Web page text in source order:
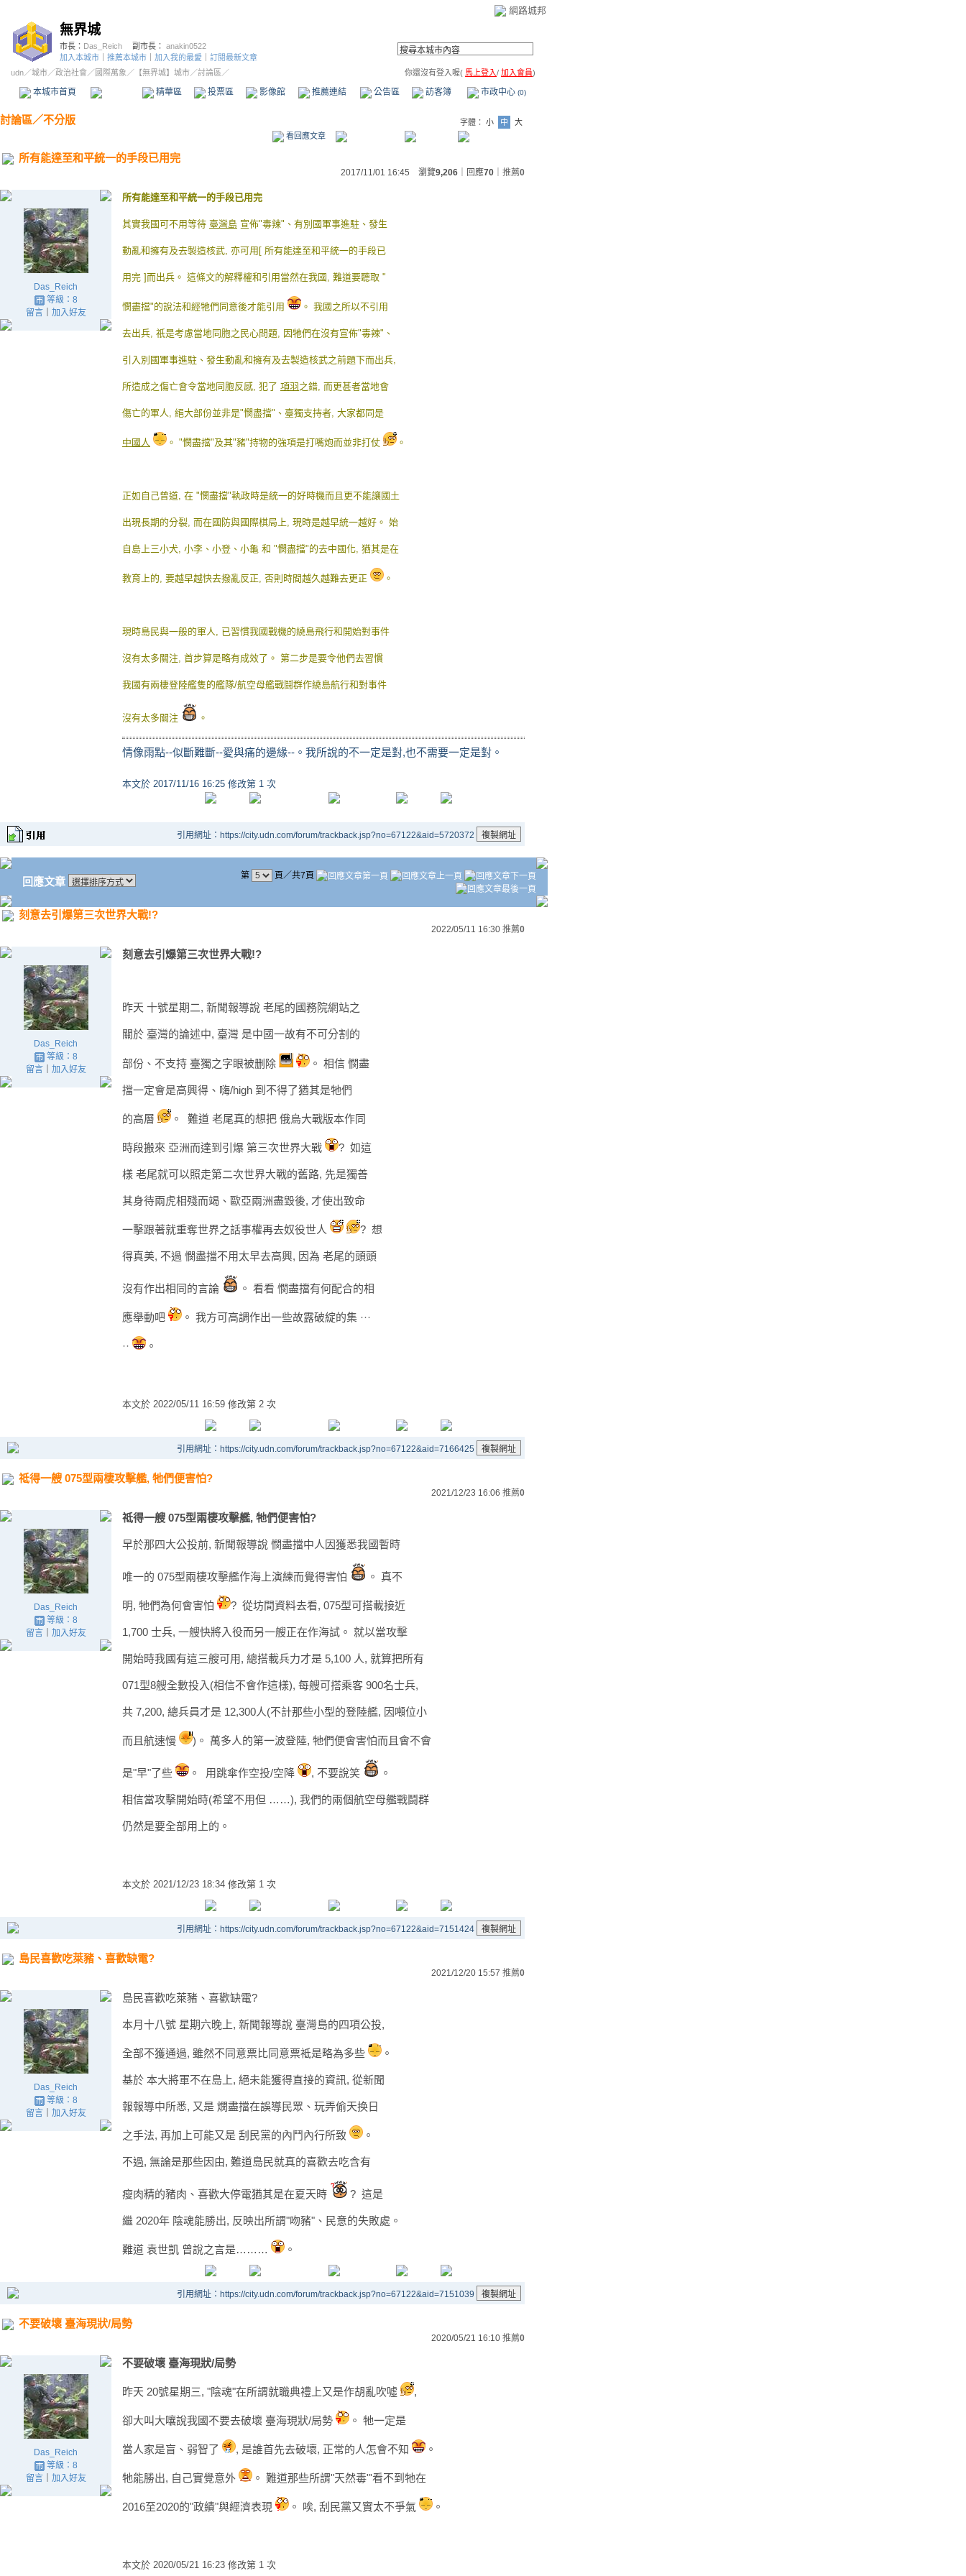
網路城邦
無界城
市長： Das_Reich 副市長： anakin0522
加入本城市
推薦本城市 加入我的最愛
訂閱最新文章
udn／城市／政治社會 ／國際萬象 ／ 【無界城】城市／討論區／ 你還沒有登入喔( 馬上登入/ 加入會員)
本城市首頁 精華區 投票區 影像館 推薦連結 公告區 訪客簿 市政中心 (0)
討論區／不分版 字體： 小 中
大
看回應文章
所有能達至和平統一的手段已用完
2017/11/01 16:45 瀏覽9,206 ｜回應70 推薦0
Das_Reich
等級：8
留言｜ 加入好友
所有能達至和平統一的手段已用完
其實我國可不用等待 臺灣島 宣佈"毒辣"、有別國軍事進駐、發生
動亂和擁有及去製造核武, 亦可用[ 所有能達至和平統一的手段已
用完 ]而出兵。 這條文的解釋權和引用當然在我國, 難道要聽取 "
憫盡擋"的說法和經牠們同意後才能引用 。 我國之所以不引用
去出兵, 祇是考慮當地同胞之民心問題, 因牠們在沒有宣佈"毒辣"、
引入 別國軍事進駐、發生動亂和擁有及去製造核武之前題下而出兵,
所造成之傷亡會令當地同胞反感, 犯了 項羽 之錯, 而更甚者當地會
傷亡的軍人, 絕大部份並非是"憫盡擋"、 臺獨支持者, 大家都同是
中國人 。 "憫盡擋"及其"豬"持物的強項是打嘴炮而並非打仗 。
正如自己曾道, 在 "憫盡擋"執政時是統一的好時機而且更不能讓國土
出現長期的分裂, 而在國防與國際棋局上, 現時是越早統一越好。 始
自島上三小犬, 小李、小登、小龜 和 "憫盡擋"的去中國化, 猶其是在
教育上的, 要越早越快去撥亂反正, 否則時間越久越難去更正 。
現時島民與一般的軍人, 已習慣我國戰機的繞島飛行和開始對事件
沒有太多 關注, 首步算是略有成效了。 第二步是要令他們去習慣
我國有兩棲登陸艦隻的艦隊/航空母艦戰鬪群作繞島航行和對事件
沒有太多關注 。
情像雨點--似斷難斷--愛與痛的邊緣--。我所說的不一定是對,也不需要一定是對。
本文於 2017/11/16 16:25 修改第 1 次
引用網址：https://city.udn.com/forum/trackback.jsp?no=67122&aid=5720372
回應文章 第 頁／共7頁
刻意去引爆第三次世界大戰!?
2022/05/11 16:30 推薦0
Das_Reich
等級：8
留言｜ 加入好友
刻意去引爆第三次世界大戰!?
昨天 十號星期二, 新聞報導說 老尾的國務院網站之
關於 臺灣的論述中, 臺灣 是中國一故有不可分割的
部份、不支持 臺獨之字眼被删除 。 相信 憫盡
擋一定會是高興得、嗨/high 到不得了猶其是牠們
的高層 。 難道 老尾真的想把 俄烏大戰版本作同
時段搬來 亞洲而達到引爆 第三次世界大戰 ? 如這
樣 老尾就可以照走第二次世界大戰的舊路, 先是獨善
其身待兩虎相殘而竭、歐亞兩洲盡毀後, 才使出致命
一擊跟著就重奪世界之話事權再去奴役世人 ? 想
得真美, 不過 憫盡擋不用太早去高興, 因為 老尾的頭頭
沒有作出相同的言論 。 看看 憫盡擋有何配合的相
應舉動吧 。 我方可高調作出一些故露破綻的集 ···
·· 。
本文於 2022/05/11 16:59 修改第 2 次
引用網址：https://city.udn.com/forum/trackback.jsp?no=67122&aid=7166425
祗得一艘 075型兩棲攻擊艦, 牠們便害怕?
2021/12/23 16:06 推薦0
Das_Reich
等級：8
留言｜ 加入好友
祗得一艘 075型兩棲攻擊艦, 牠們便害怕?
早於那四大公投前, 新聞報導說 憫盡擋中人因獲悉我國暫時
唯一的 075型兩棲攻擊艦作海上演練而覺得害怕 。 真不
明, 牠們為何會害怕 ? 從坊間資料去看, 075型可搭載接近
1,700 士兵, 一艘快將入役而另一艘正在作海試。 就以當攻擊
開始時我國有這三艘可用, 總搭載兵力才是 5,100 人, 就算把所有
071型8艘全數投入(相信不會作這樣), 每艘可搭乘客 900名士兵,
共 7,200, 總兵員才是 12,300人(不計那些小型的登陸艦, 因噸位小
而且航速慢 )。 萬多人的第一波登陸, 牠們便會害怕而且會不會
是"早"了些 。 用跳傘作空投/空降 , 不要說笑 。
相信當攻擊開始時(希望不用但 ……), 我們的兩個航空母艦戰鬪群
仍然是要全部用上的。
本文於 2021/12/23 18:34 修改第 1 次
引用網址：https://city.udn.com/forum/trackback.jsp?no=67122&aid=7151424
島民喜歡吃萊豬、喜歡缺電?
2021/12/20 15:57 推薦0
Das_Reich
等級：8
留言｜ 加入好友
島民喜歡吃萊豬、喜歡缺電?
本月十八號 星期六晚上, 新聞報導說 臺灣島的四項公投,
全部不獲通過, 雖然不同意票比同意票袛是略為多些 。
基於 本大將軍不在島上, 絕未能獲得直接的資訊, 從新聞
報報導中所悉, 又是 燘盡擋在誤導民眾、玩弄偷天换日
之手法, 再加上可能又是 刮民黨的內鬥內行所致 。
不過, 無論是那些因由, 難道島民就真的喜歡去吃含有
瘦肉精的豬肉、喜歡大停電猶其是在夏天時 ? 這是
繼 2020年 陰魂能勝出, 反映出所謂"吻豬"、民意的失敗處。
難道 袁世凱 曾說之言是……… 。
引用網址：https://city.udn.com/forum/trackback.jsp?no=67122&aid=7151039
不要破壞 臺海現狀/局勢
2020/05/21 16:10 推薦0
Das_Reich
等級：8
留言｜ 加入好友
不要破壞 臺海現狀/局勢
昨天 20號星期三, "陰魂"在所謂就職典禮上又是作胡亂吹噓 ,
卻大叫大嚷說我國不要去破壞 臺海現狀/局勢 。 牠一定是
當人家是盲、弱智了 , 是誰首先去破壞, 正常的人怎會不知 。
牠能勝出, 自己實覺意外 。 難道那些所謂"天然毒"'看不到牠在
2016至2020的"政績"與經濟表現 。 唉, 刮民黨又實太不爭氣 。
本文於 2020/05/21 16:23 修改第 1 次